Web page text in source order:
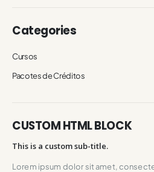
Categories
Cursos
Pacotes de Créditos
CUSTOM HTML BLOCK
This is a custom sub-title.
Lorem ipsum dolor sit amet,